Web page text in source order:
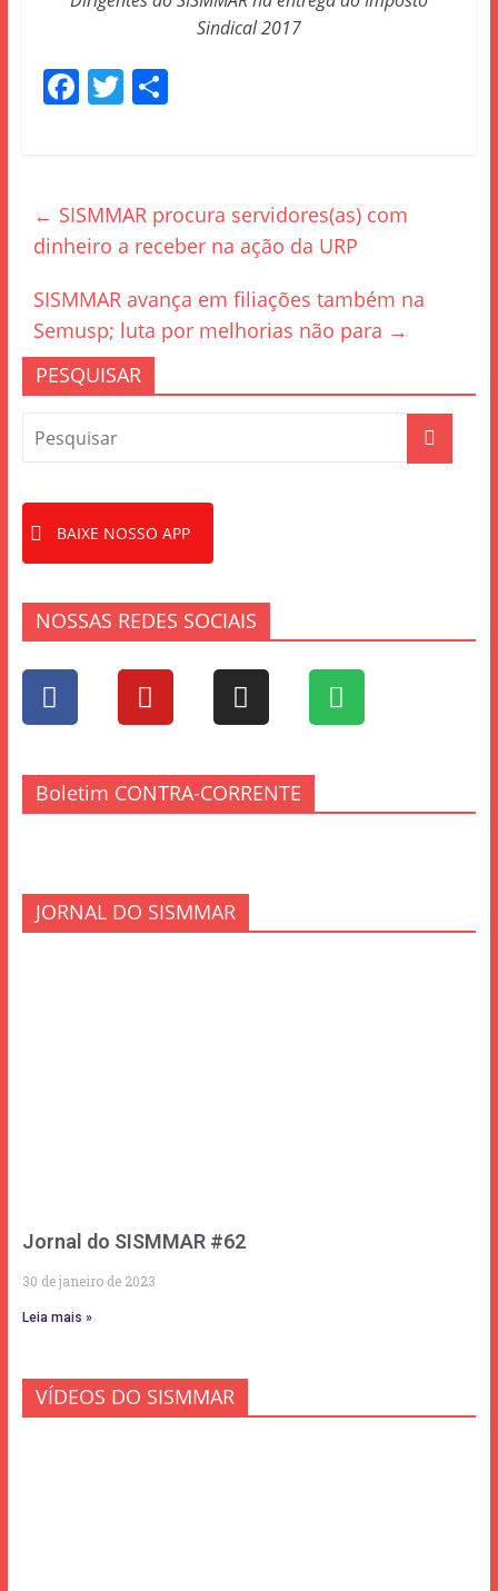
Sindical 2017
F
b
o
o
k
T S
← SISMMAR procura servidores(as) com
dinheiro a receber na ação da URP
SISMMAR avança em filiações também na
Semusp; luta por melhorias não para →
PESQUISAR
BAIXE NOSSO APP
NOSSAS REDES SOCIAIS
Boletim CONTRA-CORRENTE
JORNAL DO SISMMAR
Jornal do SISMMAR #62
30 de janeiro de 2023
Leia mais »
VÍDEOS DO SISMMAR